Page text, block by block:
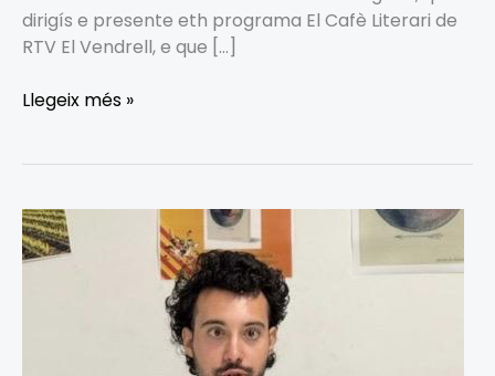
dirigís e presente eth programa El Cafè Literari de
RTV El Vendrell, e que […]
Llegeix més »
AARON
DE